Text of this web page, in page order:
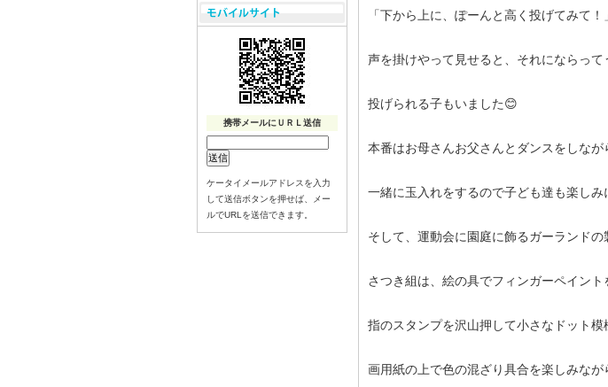
「下から上に、ぽーんと高く投げてみて
声を掛けやって見せると、それにならって
投げられる子もいました😊
本番はお母さんお父さんとダンスをしなが
一緒に玉入れをするので子ども達も楽しみ
そして、運動会に園庭に飾るガーランドの
さつき組は、絵の具でフィンガーペイント
指のスタンプを沢山押して小さなドット模
画用紙の上で色の混ざり具合を楽しみな
携帯メールにＵＲＬ送信
ケータイメールアドレスを入力
して送信ボタンを押せば、メー
ルでURLを送信できます。